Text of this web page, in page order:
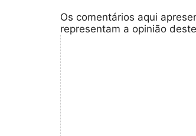
Os comentários aqui
representam a opinião